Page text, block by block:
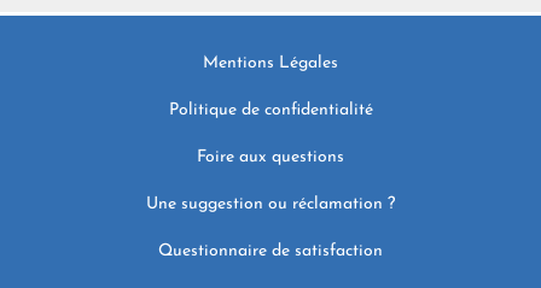
Mentions Légales
Politique de confidentialité
Foire aux questions
Une suggestion ou réclamation ?
Questionnaire de satisfaction